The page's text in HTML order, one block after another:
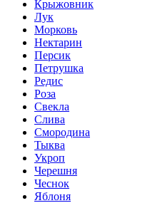
Крыжовник
Лук
Морковь
Нектарин
Персик
Петрушка
Редис
Роза
Свекла
Слива
Смородина
Тыква
Укроп
Черешня
Чеснок
Яблоня